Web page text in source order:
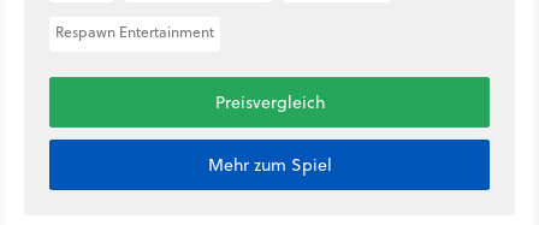
Respawn Entertainment
Preisvergleich
Mehr zum Spiel